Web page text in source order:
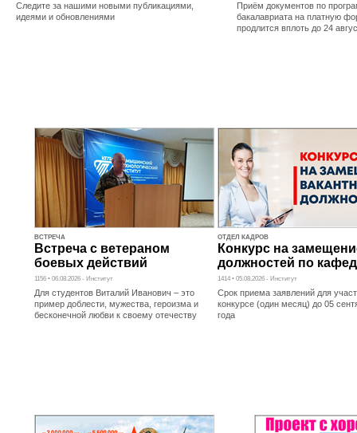
Следите за нашими новыми публикациями,
идеями и обновлениями
Приём документов по
бакалавриата на платную
продлится вплоть до 24
ВСТРЕЧА
Встреча с ветераном
боевых действий
1156 • 06.08.2026 - Институт
Для студентов Виталий Иванович – это
пример доблести, мужества, героизма и
бесконечной любви к своему отечеству
ОТДЕЛ КАДРОВ
Конкурс на
должностей по
1414 • 05.08.2026 - Институт
Срок приема заявлений для
конкурсе (один месяц) до 05
года